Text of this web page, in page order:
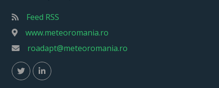
Feed RSS
www.meteoromania.ro
roadapt@meteoromania.ro